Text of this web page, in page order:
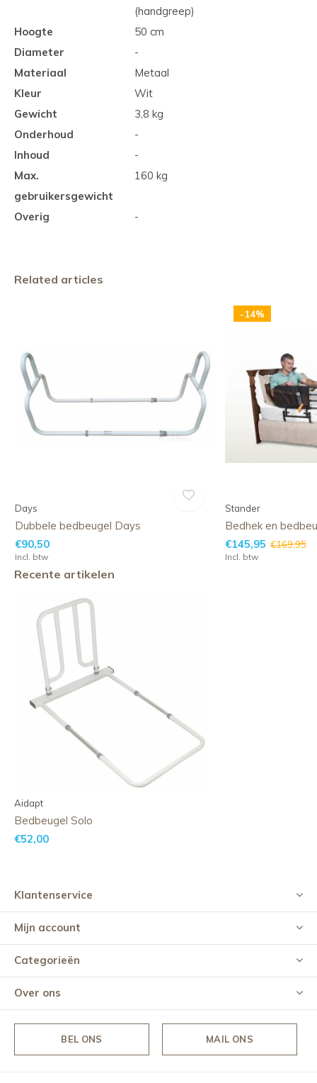
(handgreep)
Hoogte
50 cm
Diameter
-
Materiaal
Metaal
Kleur
Wit
Gewicht
3,8 kg
Onderhoud
-
Inhoud
-
Max.
gebruikersgewicht
160 kg
Overig -
Related articles
Days
Dubbele bedbeugel Days
€90,50
Incl. btw
-14%
Stander
Bedhek en
€145,95 €169,95
Incl. btw
Recente artikelen
Aidapt
Bedbeugel Solo
€52,00
Klantenservice
Mijn account
Categorieën
Over ons
BEL ONS MAIL ONS